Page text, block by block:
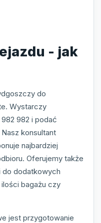
- jak
do
Wystarczy
982 i podać
konsultant
najbardziej
Oferujemy także
do dodatkowych
bagażu czy
jest przygotowanie